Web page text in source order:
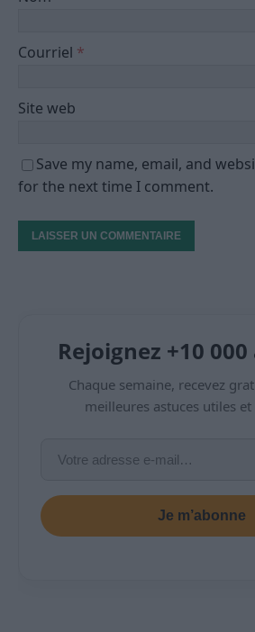
Courriel *
Site web
Save my name, email, and
for the next time I comment.
Rejoignez +10
Chaque semaine, recevez
meilleures astuces utiles
Je m’abonne